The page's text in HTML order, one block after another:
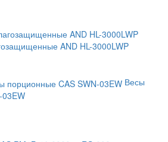
AND HL-3000LWP
Весы